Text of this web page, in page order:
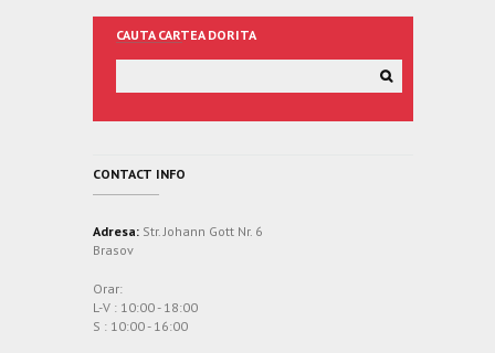
CAUTA CARTEA DORITA
CONTACT INFO
Adresa: Str. Johann Gott Nr. 6
Brasov
Orar:
L-V : 10:00 - 18:00
S : 10:00 - 16:00